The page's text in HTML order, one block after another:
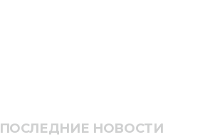
ПОСЛЕДНИЕ НОВОСТИ